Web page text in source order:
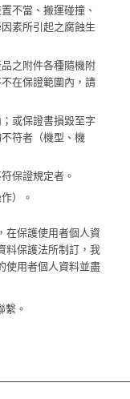
不當、搬運碰撞、
素所引起之腐蝕生
之附件各種隨機附
在保證範圍內，請
或保證書損毀至字
符者（機型、機
保證規定者。
）。
在保護使用者個人資
料保護法所制訂，我
使用者個人資料並盡
。